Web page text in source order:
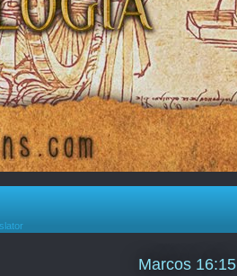
Marcos 16:15